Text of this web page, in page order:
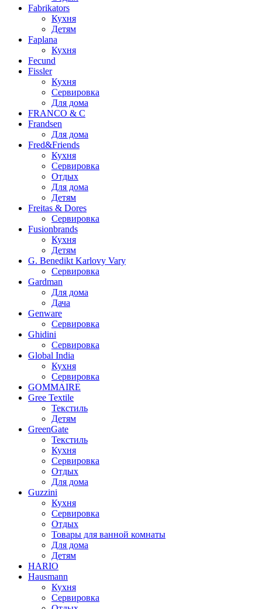
Fabrikators
Кухня
Детям
Faplana
Кухня
Fecund
Fissler
Кухня
Сервировка
Для дома
FRANCO & C
Frandsen
Для дома
Fred&Friends
Кухня
Сервировка
Отдых
Для дома
Детям
Freitas & Dores
Сервировка
Fusionbrands
Кухня
Детям
G. Benedikt Karlovy Vary
Сервировка
Gardman
Для дома
Дача
Genware
Сервировка
Ghidini
Сервировка
Global India
Кухня
Сервировка
GOMMAIRE
Gree Textile
Текстиль
Детям
GreenGate
Текстиль
Кухня
Сервировка
Отдых
Для дома
Guzzini
Кухня
Сервировка
Отдых
Товары для ванной комнаты
Для дома
Детям
HARIO
Hausmann
Кухня
Сервировка